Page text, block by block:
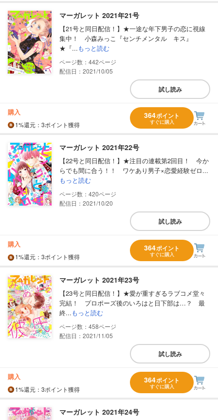
マーガレット 2021年21号
【21号と同日配信！】★一途な年下男子の恋に視線
集中！ 小森みっこ『センチメンタル キス』
★『...もっと読む
442
配信日：2021/10/05
試し読み
購入
1%還元 ：3ポイント獲得
364ポイント
すぐに購入
マーガレット 2021年22号
【22号と同日配信！】★注目の連載第2回目！ 今か
らでも間に合う！！ ワケあり男子×恋愛経験ゼロ...
もっと読む
420
配信日：2021/10/20
試し読み
購入
1%還元 ：3ポイント獲得
364ポイント
すぐに購入
マーガレット 2021年23号
【23号と同日配信！】★愛が重すぎるラブコメ堂々
完結！ プロポーズ後のいろはと日下部は…？ 最
終...もっと読む
458
配信日：2021/11/05
試し読み
購入
1%還元 ：3ポイント獲得
364ポイント
すぐに購入
マーガレット 2021年24号